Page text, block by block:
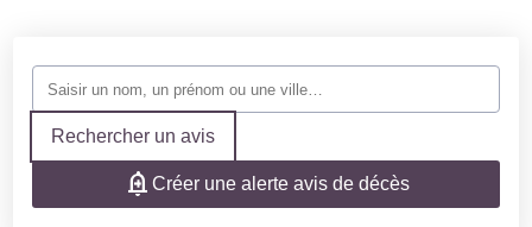
Rechercher un avis
Créer une alerte avis de décès